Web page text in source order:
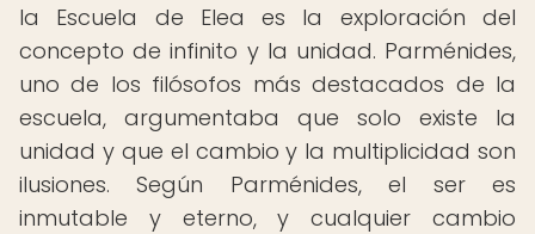
la Escuela de Elea es la exploración del
concepto de infinito y la unidad. Parménides,
uno de los filósofos más destacados de la
escuela, argumentaba que solo existe la
unidad y que el cambio y la multiplicidad son
ilusiones. Según Parménides, el ser es
inmutable y eterno, y cualquier cambio